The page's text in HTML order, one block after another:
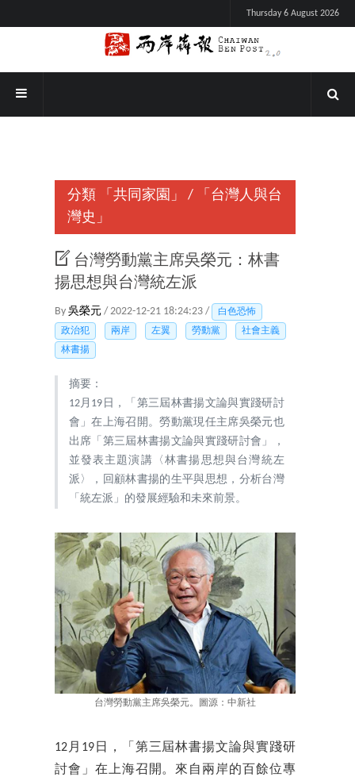
Thursday 6 August 2026
分類 「共同家園」 /
「台灣人與台
灣史」
台灣勞動黨主席吳榮元：林書
揚思想與台灣統左派
By 吳榮元 / 2022-12-21 18:24:23 /
白色恐怖
政治犯
兩岸 左翼 勞動黨
社會主義
林書揚
摘要：
12月19日，「第三屆林書揚文論與實踐研討
會」在上海召開。勞動黨現任主席吳榮元也
出席「第三屆林書揚文論與實踐研討會」，
並發表主題演講〈林書揚思想與台灣統左
派〉，回顧林書揚的生平與思想，分析台灣
「統左派」的發展經驗和未來前景。
台灣勞動黨主席吳榮元。圖源：中新社
12月19日，「第三屆林書揚文論與實踐研
討會」在上海召開。來自兩岸的百餘位專